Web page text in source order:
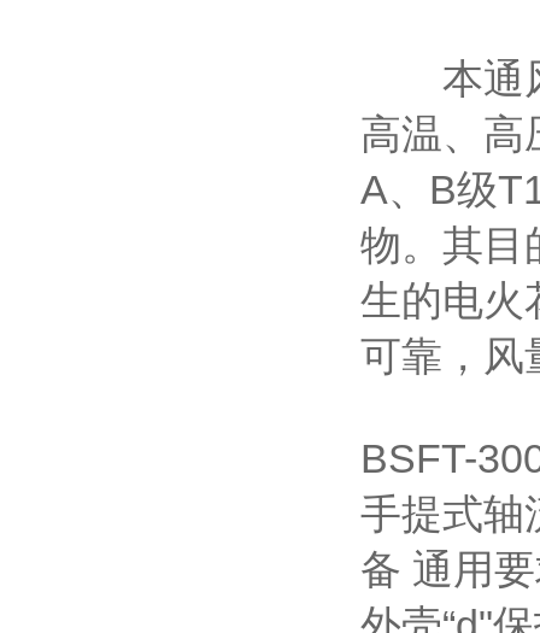
本通风
高温、高
A、B级
物。其目
生的电火
可靠，风
BSFT-
手提式轴
备 通用